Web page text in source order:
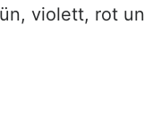
violett, rot